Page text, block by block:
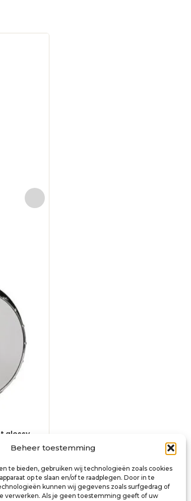
Beheer toestemming
te bieden, gebruiken wij technologieën zoals cookies
op te slaan en/of te raadplegen. Door in te
kunnen wij gegevens zoals surfgedrag of
verwerken. Als je geen toestemming geeft of uw
glossy,